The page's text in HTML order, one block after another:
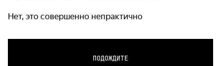
Нет, это совершенно непрактично
ПОДОЖДИТЕ